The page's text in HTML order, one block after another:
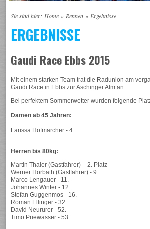
Sie sind hier: Home » Rennen » Ergebnisse
ERGEBNISSE
Gaudi Race Ebbs 2015
Mit einem starken Team trat die Radunion am
Gaudi Race in Ebbs zur Aschinger Alm an.
Bei perfektem Sommerwetter wurden folgende
Damen ab 45 Jahren:
Larissa Hofmarcher - 4.
Herren bis 80kg:
Martin Thaler (Gastfahrer) - 2. Platz
Werner Hörbath (Gastfahrer) - 9.
Marco Lengauer - 11.
Johannes Winter - 12.
Stefan Guggenmos - 16.
Roman Ellinger - 32.
David Neururer - 52.
Timo Priewasser - 53.